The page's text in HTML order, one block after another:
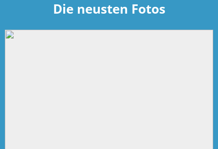
Die neusten Fotos